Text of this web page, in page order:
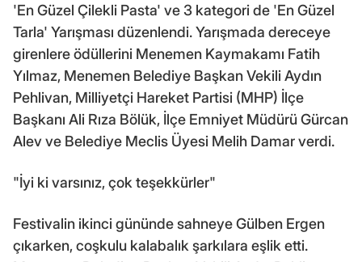
'En Güzel Çilekli Pasta' ve 3 kategori de 'En Güzel
Tarla' Yarışması düzenlendi. Yarışmada dereceye
girenlere ödüllerini Menemen Kaymakamı Fatih
Yılmaz, Menemen Belediye Başkan Vekili Aydın
Pehlivan, Milliyetçi Hareket Partisi (MHP) İlçe
Başkanı Ali Rıza Bölük, İlçe Emniyet Müdürü Gürcan
Alev ve Belediye Meclis Üyesi Melih Damar verdi.
"İyi ki varsınız, çok teşekkürler"
Festivalin ikinci gününde sahneye Gülben Ergen
çıkarken, coşkulu kalabalık şarkılara eşlik etti.